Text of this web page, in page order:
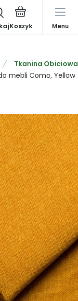
Menu
Tkanina Obiciowa
mebli Como, Yellow